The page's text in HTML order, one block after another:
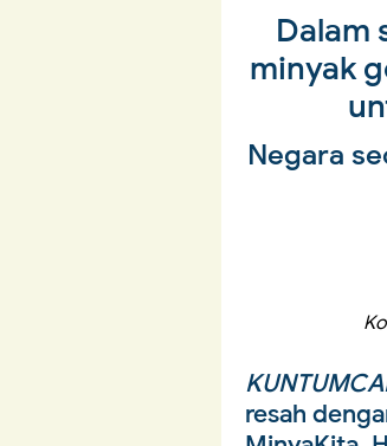
Dalam
minyak
Negara
resah